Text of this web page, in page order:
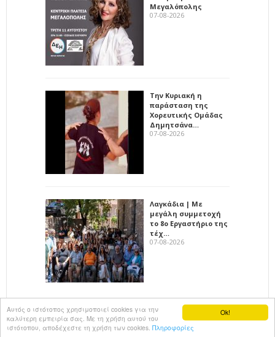
Ok!
Αυτός ο ιστότοπος χρησιμοποιεί cookies για την
καλύτερη εμπειρία σας. Με τη χρήση αυτού του
ιστότοπου, αποδέχεστε τη χρήση των cookies. Πληροφορίες
Μεγαλόπολης
07-08-2026
Την Κυριακή η
παράσταση της
Χορευτικής Ομάδας
Δημητσάνα…
07-08-2026
Λαγκάδια | Με
μεγάλη συμμετοχή
το 8ο Εργαστήριο της
τέχ…
07-08-2026
All rights reservedKalimeraArkadia